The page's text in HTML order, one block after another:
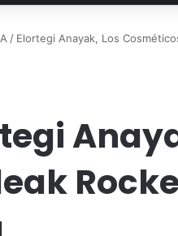
/ Elortegi Anayak, Los